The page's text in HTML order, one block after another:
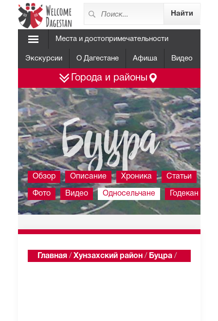
Места и достопримечательности
Экскурсии О Дагестане Афиша Видео
Города и районы
Буцра
Обзор Описание Хроника Статьи
Фото Видео Односельчане Годекан
Главная / Хунзахский район / Буцра /